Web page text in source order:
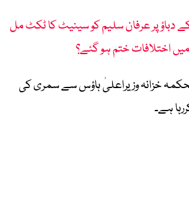
کے دباؤ پر عرفان سلیم کو سینیٹ کا ٹکٹ مل
میں اختلافات ختم ہو گئے؟
محکمہ خزانہ وزیراعلیٰ ہاؤس سے سمری کی
ہے۔